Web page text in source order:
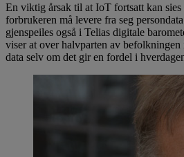
En viktig årsak til at IoT fortsatt kan
forbrukeren må levere fra seg
gjenspeiles også i Telias digitale
viser at over halvparten av
data selv om det gir en fordel i